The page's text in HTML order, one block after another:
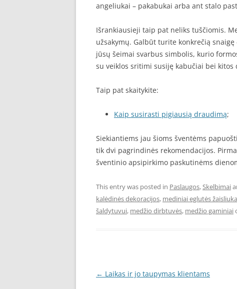
angeliukai – pakabukai arba ant stalo
Išrankiausieji taip pat neliks tuščiomis.
užsakymų. Galbūt turite konkrečią
jūsų šeimai svarbus simbolis, kurio
su veiklos sritimi susiję kabučiai bei kitos
Taip pat skaitykite:
Kaip susirasti pigiausią draudimą;
Siekiantiems jau šioms šventėms
tik dvi pagrindinės rekomendacijos.
šventinio apsipirkimo paskutinėms
This entry was posted in Paslaugos,Skelbimai
kalėdinės dekoracijos, mediniai eglutės
šaldytuvui, medžio dirbtuvės, medžio gaminiai
Post
← Laikas ir jo taupymas klientams